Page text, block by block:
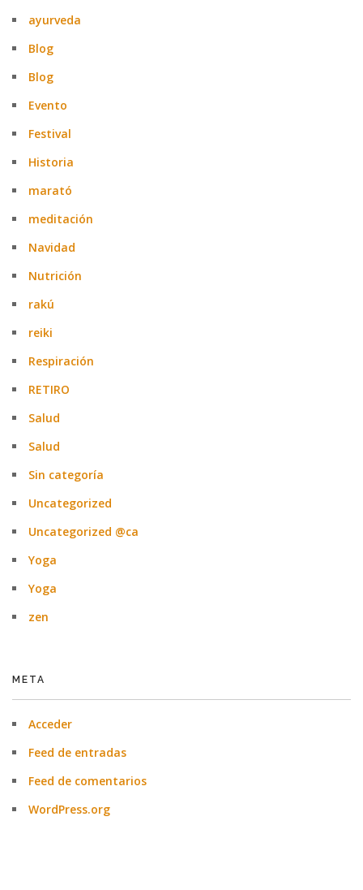
ayurveda
Blog
Blog
Evento
Festival
Historia
marató
meditación
Navidad
Nutrición
rakú
reiki
Respiración
RETIRO
Salud
Salud
Sin categoría
Uncategorized
Uncategorized @ca
Yoga
Yoga
zen
META
Acceder
Feed de entradas
Feed de comentarios
WordPress.org